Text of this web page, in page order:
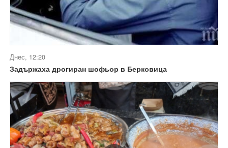
Днес, 12:20
Задържаха дрогиран шофьор в Берковица